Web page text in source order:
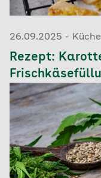
26.09.2025 -
Rezept: